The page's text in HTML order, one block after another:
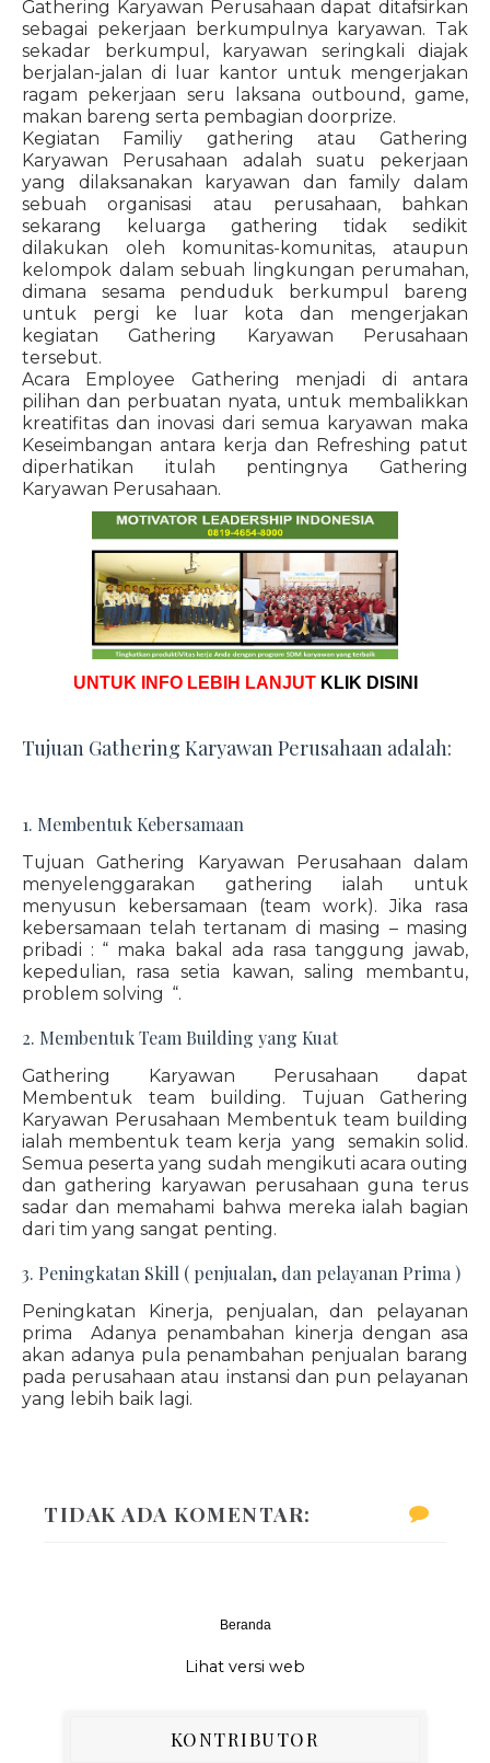
Gathering Karyawan Perusahaan dapat ditafsirkan
sebagai pekerjaan berkumpulnya karyawan. Tak
sekadar berkumpul, karyawan seringkali diajak
berjalan-jalan di luar kantor untuk mengerjakan
ragam pekerjaan seru laksana outbound, game,
makan bareng serta pembagian doorprize.
Kegiatan Familiy gathering atau Gathering
Karyawan Perusahaan adalah suatu pekerjaan
yang dilaksanakan karyawan dan family dalam
sebuah organisasi atau perusahaan, bahkan
sekarang keluarga gathering tidak sedikit
dilakukan oleh komunitas-komunitas, ataupun
kelompok dalam sebuah lingkungan perumahan,
dimana sesama penduduk berkumpul bareng
untuk pergi ke luar kota dan mengerjakan
kegiatan Gathering Karyawan Perusahaan
tersebut.
Acara Employee Gathering menjadi di antara
pilihan dan perbuatan nyata, untuk membalikkan
kreatifitas dan inovasi dari semua karyawan maka
Keseimbangan antara kerja dan Refreshing patut
diperhatikan itulah pentingnya Gathering
Karyawan Perusahaan.
UNTUK INFO LEBIH LANJUT KLIK DISINI
Tujuan Gathering Karyawan Perusahaan adalah:
1. Membentuk Kebersamaan
Tujuan Gathering Karyawan Perusahaan dalam
menyelenggarakan gathering ialah untuk
menyusun kebersamaan (team work). Jika rasa
kebersamaan telah tertanam di masing – masing
pribadi : “ maka bakal ada rasa tanggung jawab,
kepedulian, rasa setia kawan, saling membantu,
problem solving “.
2. Membentuk Team Building yang Kuat
Gathering Karyawan Perusahaan dapat
Membentuk team building. Tujuan Gathering
Karyawan Perusahaan Membentuk team building
ialah membentuk team kerja yang semakin solid.
Semua peserta yang sudah mengikuti acara outing
dan gathering karyawan perusahaan guna terus
sadar dan memahami bahwa mereka ialah bagian
dari tim yang sangat penting.
3. Peningkatan Skill ( penjualan, dan pelayanan Prima )
Peningkatan Kinerja, penjualan, dan pelayanan
prima Adanya penambahan kinerja dengan asa
akan adanya pula penambahan penjualan barang
pada perusahaan atau instansi dan pun pelayanan
yang lebih baik lagi.
TIDAK ADA KOMENTAR:
Beranda
Lihat versi web
KONTRIBUTOR